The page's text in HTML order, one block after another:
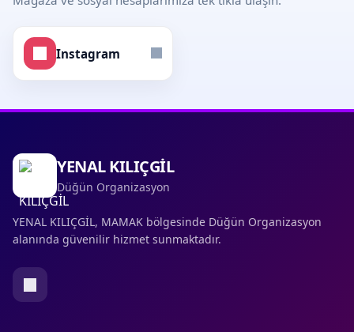
Instagram
YENAL KILIÇGİL
Düğün Organizasyon
YENAL KILIÇGİL, MAMAK bölgesinde Düğün Organizasyon
alanında güvenilir hizmet sunmaktadır.